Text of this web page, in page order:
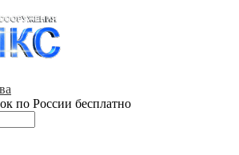
по России бесплатно